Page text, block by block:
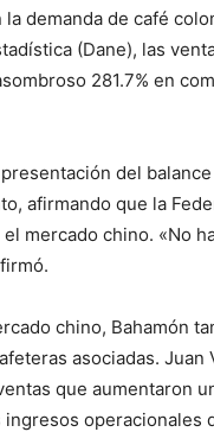
El Rionegrero
demanda de café
(Dane), las
281.7% en
del
afirmando que la
mercado chino. «No
chino, Bahamón
asociadas.
que aumentaron
ingresos